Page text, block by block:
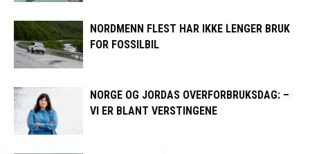
NORDMENN FLEST HAR IKKE LENGER BRUK
FOR FOSSILBIL
NORGE OG JORDAS OVERFORBRUKSDAG: –
VI ER BLANT VERSTINGENE